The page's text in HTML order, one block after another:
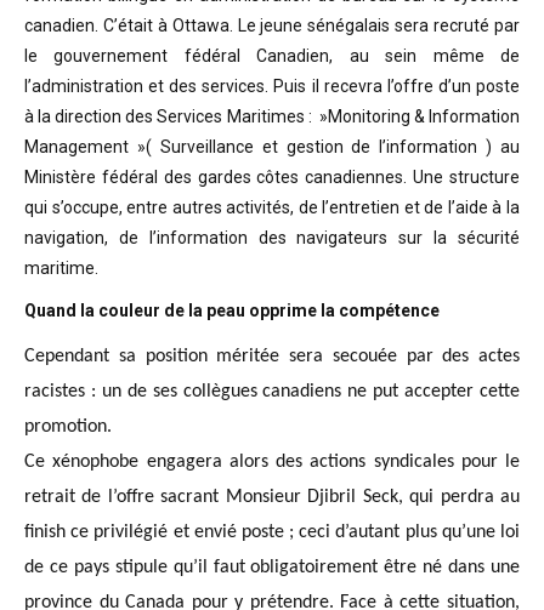
canadien. C’était à Ottawa. Le jeune sénégalais sera recruté par
le gouvernement fédéral Canadien, au sein même de
l’administration et des services. Puis il recevra l’offre d’un poste
à la direction des Services Maritimes : »Monitoring & Information
Management »( Surveillance et gestion de l’information ) au
Ministère fédéral des gardes côtes canadiennes. Une structure
qui s’occupe, entre autres activités, de l’entretien et de l’aide à la
navigation, de l’information des navigateurs sur la sécurité
maritime.
Quand la couleur de la peau opprime la compétence
Cependant sa position méritée sera secouée par des actes
racistes : un de ses collègues canadiens ne put accepter cette
promotion.
Ce xénophobe engagera alors des actions syndicales pour le
retrait de l’offre sacrant Monsieur Djibril Seck, qui perdra au
finish ce privilégié et envié poste ; ceci d’autant plus qu’une loi
de ce pays stipule qu’il faut obligatoirement être né dans une
province du Canada pour y prétendre. Face à cette situation,